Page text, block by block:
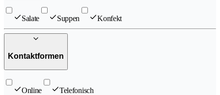
Salate Suppen Konfekt
Kontaktformen
Online Telefonisch